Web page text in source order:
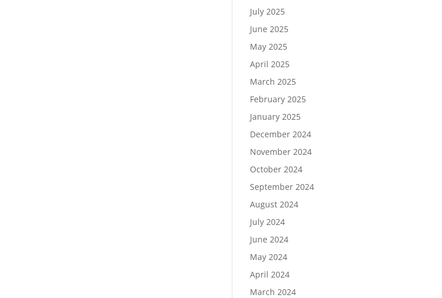
July 2025
June 2025
May 2025
April 2025
March 2025
February 2025
January 2025
December 2024
November 2024
October 2024
September 2024
August 2024
July 2024
June 2024
May 2024
April 2024
March 2024